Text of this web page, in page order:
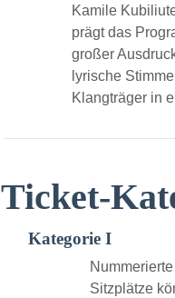
Kamile
prägt das
großer
lyrische
Klangträger in
Ticket-
Kategorie I
Sitzplätze